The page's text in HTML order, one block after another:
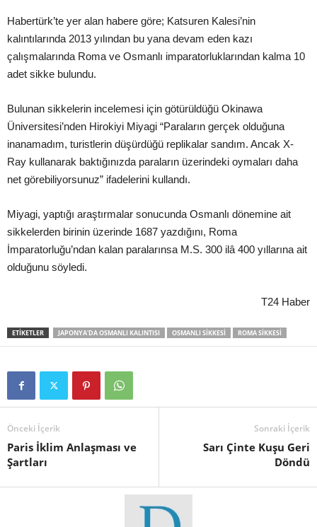
Habertürk’te yer alan habere göre; Katsuren Kalesi’nin
kalıntılarında 2013 yılından bu yana devam eden kazı
çalışmalarında Roma ve Osmanlı imparatorluklarından kalma 10
adet sikke bulundu.
Bulunan sikkelerin incelemesi için götürüldüğü Okinawa
Üniversitesi’nden Hirokiyi Miyagi “Paraların gerçek olduğuna
inanamadım, turistlerin düşürdüğü replikalar sandım. Ancak X-
Ray kullanarak baktığınızda paraların üzerindeki oymaları daha
net görebiliyorsunuz” ifadelerini kullandı.
Miyagi, yaptığı araştırmalar sonucunda Osmanlı dönemine ait
sikkelerden birinin üzerinde 1687 yazdığını, Roma
İmparatorluğu’ndan kalan paralarınsa M.S. 300 ilâ 400 yıllarına ait
olduğunu söyledi.
T24 Haber
ETIKETLER JAPONYA'DA OSMANLI KALINTISI OSMANLI SIKKESI ROMA SIKKESI
Önceki İçerik
Paris İklim Anlaşması ve
Şartları
Sonraki İçerik
Sarı Çinte Kuşu Geri
Döndü